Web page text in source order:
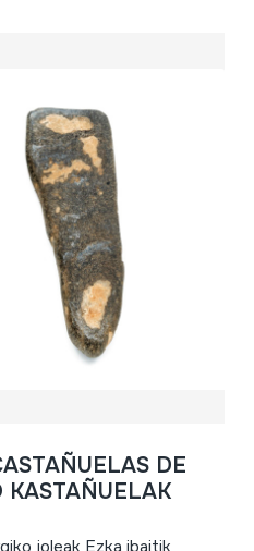
DE
KASTAÑUELAK
joleak Ezka ibaitik